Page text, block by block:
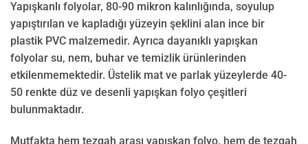
Yapışkanlı folyolar, 80-90 mikron kalınlığında, soyulup
yapıştırılan ve kapladığı yüzeyin şeklini alan ince bir
plastik PVC malzemedir. Ayrıca dayanıklı yapışkan
folyolar su, nem, buhar ve temizlik ürünlerinden
etkilenmemektedir. Üstelik mat ve parlak yüzeylerde 40-
50 renkte düz ve desenli yapışkan folyo çeşitleri
bulunmaktadır.
Mutfakta hem tezgah arası yapışkan folyo, hem de tezgah